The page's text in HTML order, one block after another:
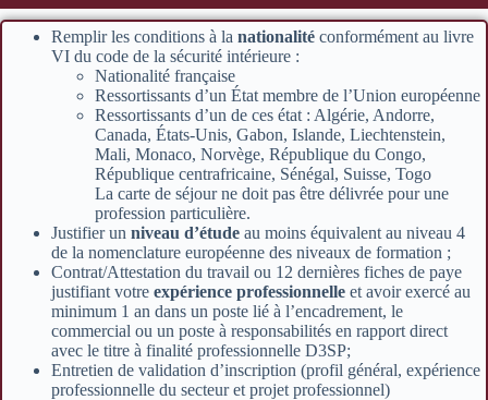
Remplir les conditions à la nationalité conformément au livre
VI du code de la sécurité intérieure :
Nationalité française
Ressortissants d’un État membre de l’Union européenne
Ressortissants d’un de ces état : Algérie, Andorre,
Canada, États-Unis, Gabon, Islande, Liechtenstein,
Mali, Monaco, Norvège, République du Congo,
République centrafricaine, Sénégal, Suisse, Togo
La carte de séjour ne doit pas être délivrée pour une
profession particulière.
Justifier un niveau d’étude au moins équivalent au niveau 4
de la nomenclature européenne des niveaux de formation ;
Contrat/Attestation du travail ou 12 dernières fiches de paye
justifiant votre expérience professionnelle et avoir exercé au
minimum 1 an dans un poste lié à l’encadrement, le
commercial ou un poste à responsabilités en rapport direct
avec le titre à finalité professionnelle D3SP;
Entretien de validation d’inscription (profil général, expérience
professionnelle du secteur et projet professionnel)